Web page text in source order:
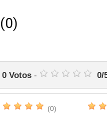
(0)
0 Votos - 0/
(0)